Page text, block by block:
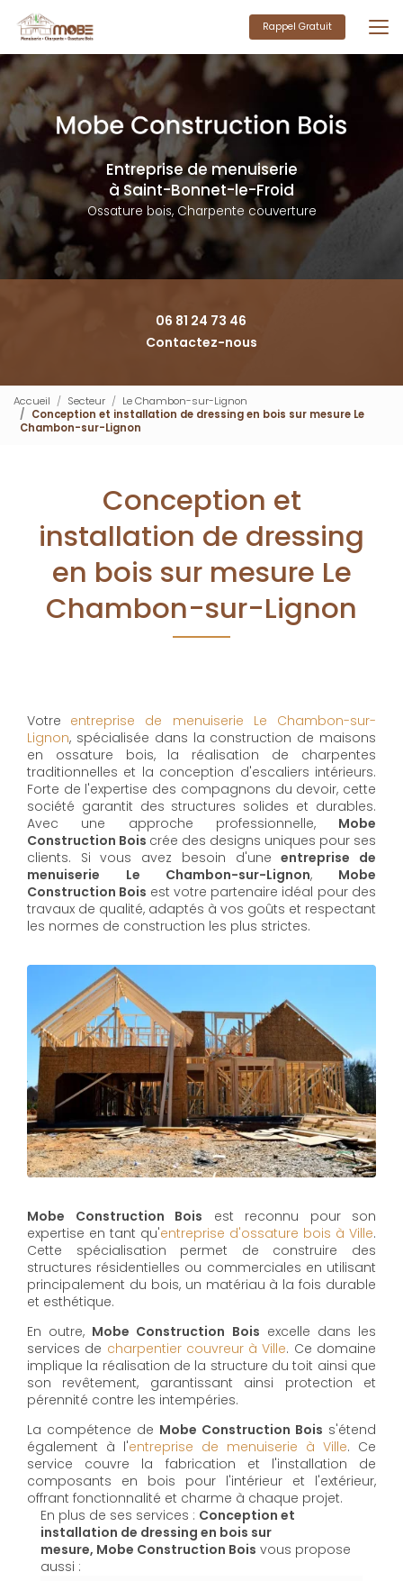
contenu
principal
Rappel Gratuit
Entreprise de menuiserie
à Saint-Bonnet-le-Froid
Ossature bois, Charpente couverture
06 81 24 73 46
Contactez-nous
Accueil Secteur
Le Chambon-sur-Lignon
Conception et installation de dressing en bois sur mesure Le
Chambon-sur-Lignon
Conception et
installation de dressing
en bois sur mesure Le
Chambon-sur-Lignon
Votre entreprise de menuiserie Le Chambon-sur-
Lignon, spécialisée dans la construction de maisons
en ossature bois, la réalisation de charpentes
traditionnelles et la conception d'escaliers intérieurs.
Forte de l'expertise des compagnons du devoir, cette
société garantit des structures solides et durables.
Avec une approche professionnelle, Mobe
Construction Bois crée des designs uniques pour ses
clients. Si vous avez besoin d'uneentreprise de
menuiserie Le Chambon-sur-Lignon, Mobe
Construction Bois est votre partenaire idéal pour des
travaux de qualité, adaptés à vos goûts et respectant
les normes de construction les plus strictes.
Mobe Construction Bois est reconnu pour son
expertise en tant qu'entreprise d'ossature bois à Ville.
Cette spécialisation permet de construire des
structures résidentielles ou commerciales en utilisant
principalement du bois, un matériau à la fois durable
et esthétique.
En outre, Mobe Construction Bois excelle dans les
services de charpentier couvreur à Ville. Ce domaine
implique la réalisation de la structure du toit ainsi que
son revêtement, garantissant ainsi protection et
pérennité contre les intempéries.
La compétence de Mobe Construction Bois s'étend
également à l'entreprise de menuiserie à Ville. Ce
service couvre la fabrication et l'installation de
composants en bois pour l'intérieur et l'extérieur,
offrant fonctionnalité et charme à chaque projet.
En plus de ses services : Conception et
installation de dressing en bois sur
mesure, Mobe Construction Bois vous propose
aussi :